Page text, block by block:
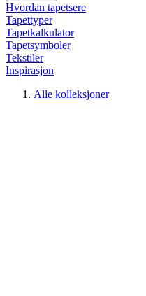
Hvordan tapetsere
Tapettyper
Tapetkalkulator
Tapetsymboler
Tekstiler
Inspirasjon
Alle kolleksjoner